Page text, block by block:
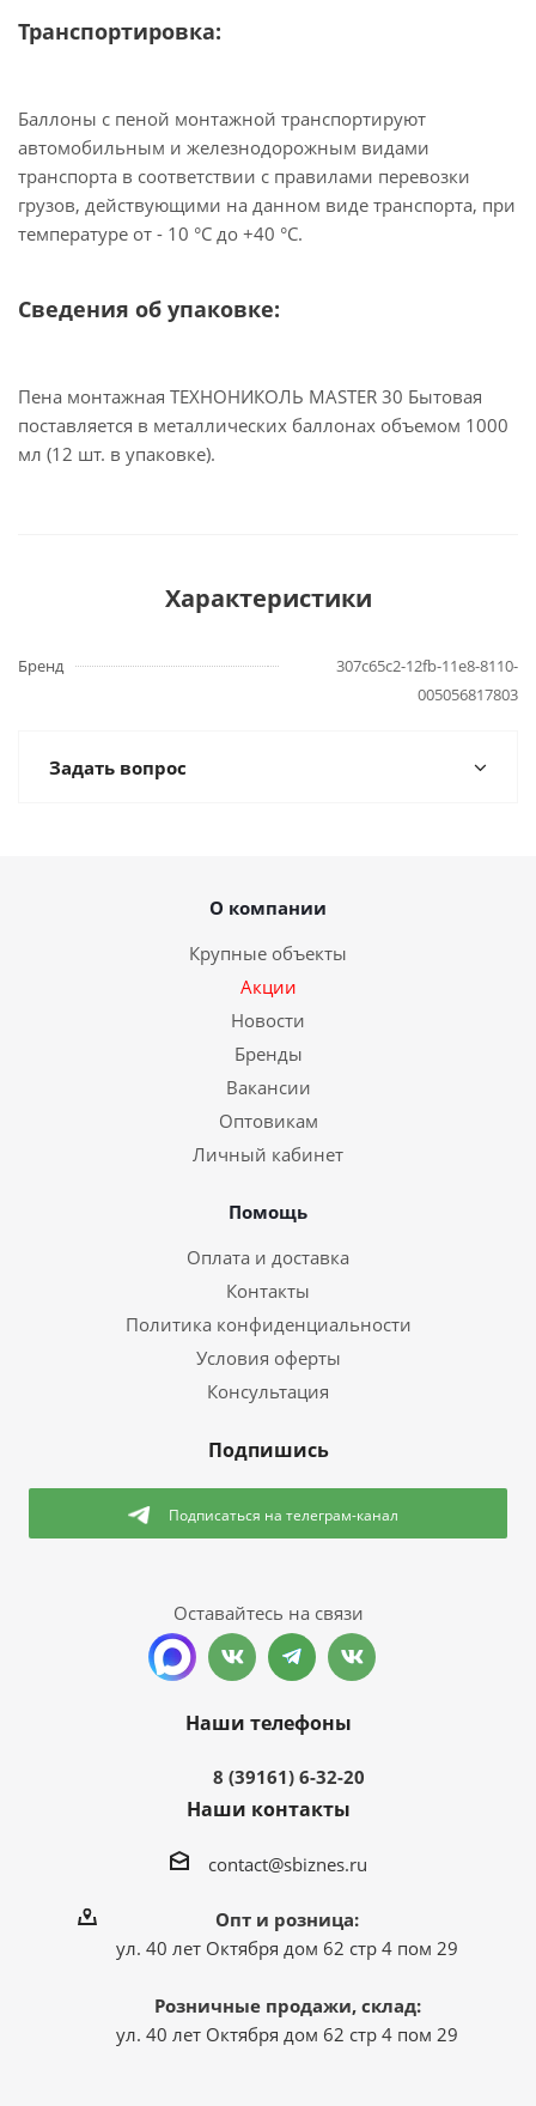
Транспортировка:
Баллоны с пеной монтажной транспортируют
автомобильным и железнодорожным видами
транспорта в соответствии с правилами перевозки
грузов, действующими на данном виде транспорта, при
температуре от - 10 °С до +40 °С.
Сведения об упаковке:
Пена монтажная ТЕХНОНИКОЛЬ MASTER 30 Бытовая
поставляется в металлических баллонах объемом 1000
мл (12 шт. в упаковке).
Характеристики
Бренд
307c65c2-12fb-11e8-8110-
005056817803
Задать вопрос
О компании
Крупные объекты
Акции
Новости
Бренды
Вакансии
Оптовикам
Личный кабинет
Помощь
Оплата и доставка
Контакты
Политика конфиденциальности
Условия оферты
Консультация
Подпишись
Подписаться на телеграм-канал
Оставайтесь на связи
Наши телефоны
8 (39161) 6-32-20
Наши контакты
contact@sbiznes.ru
Опт и розница:
ул. 40 лет Октября дом 62 стр 4 пом 29
Розничные продажи, склад:
ул. 40 лет Октября дом 62 стр 4 пом 29